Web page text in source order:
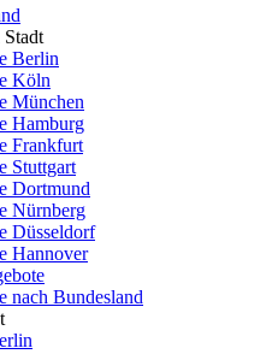
Stadt
Berlin
Köln
München
Hamburg
Frankfurt
Stuttgart
Dortmund
Nürnberg
Düsseldorf
Hannover
nach Bundesland